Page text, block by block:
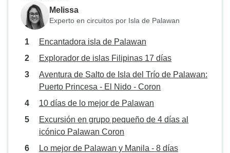
Melissa
Experto en circuitos por Isla de Palawan
Encantadora isla de Palawan
Explorador de islas Filipinas 17 días
Aventura de Salto de Isla del Trío de Palawan:
Puerto Princesa - El Nido - Coron
10 días de lo mejor de Palawan
Excursión en grupo pequeño de 4 días al
icónico Palawan Coron
Lo mejor de Palawan y Manila - 8 días